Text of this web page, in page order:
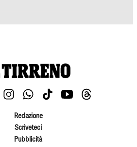
Redazione
Scriveteci
Pubblicità